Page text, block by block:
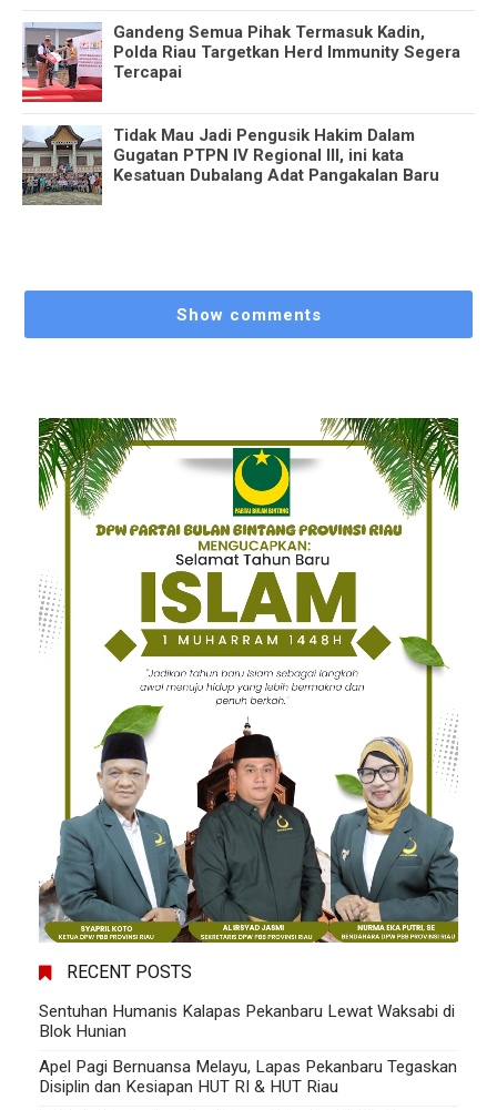
Gandeng Semua Pihak Termasuk Kadin,
Polda Riau Targetkan Herd Immunity Segera
Tercapai
Tidak Mau Jadi Pengusik Hakim Dalam
Gugatan PTPN IV Regional III, ini kata
Kesatuan Dubalang Adat Pangakalan Baru
Show comments
RECENT POSTS
Sentuhan Humanis Kalapas Pekanbaru Lewat Waksabi di
Blok Hunian
Apel Pagi Bernuansa Melayu, Lapas Pekanbaru Tegaskan
Disiplin dan Kesiapan HUT RI & HUT Riau